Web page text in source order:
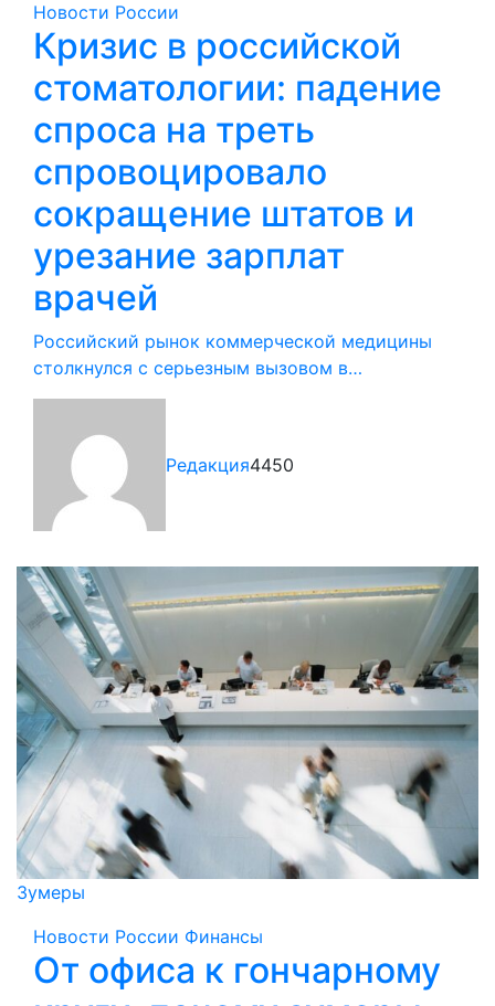
Новости России
Кризис в российской
стоматологии: падение
спроса на треть
спровоцировало
сокращение штатов и
урезание зарплат
врачей
Российский рынок коммерческой медицины
столкнулся с серьезным вызовом в…
Редакция4450
Зумеры
Новости России Финансы
От офиса к гончарному